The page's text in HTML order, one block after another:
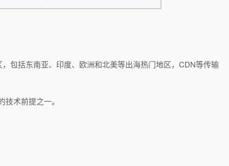
包括东南亚、印度、欧洲和北美等出海热门地区，CDN等传输
术前提之一。